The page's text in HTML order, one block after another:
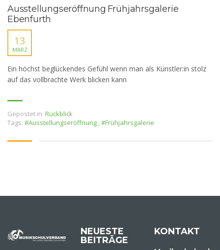
Ausstellungseröffnung Frühjahrsgalerie
Ebenfurth
13
MÄRZ
Ein höchst beglückendes Gefühl wenn man als Künstler:in stolz
auf das vollbrachte Werk blicken kann
Gepostet in: Rückblick
Tags: #Ausstellungseröffnung ,#Frühjahrsgalerie
NEUESTE
BEITRÄGE
KONTAKT